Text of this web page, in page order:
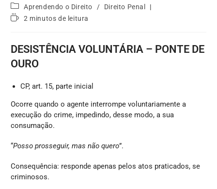
Aprendendo o Direito
/
Direito Penal
2 minutos de leitura
DESISTÊNCIA VOLUNTÁRIA – PONTE DE
OURO
CP, art. 15, parte inicial
Ocorre quando o agente interrompe voluntariamente a
execução do crime, impedindo, desse modo, a sua
consumação.
“Posso prosseguir, mas não quero”.
Consequência: responde apenas pelos atos praticados, se
criminosos.